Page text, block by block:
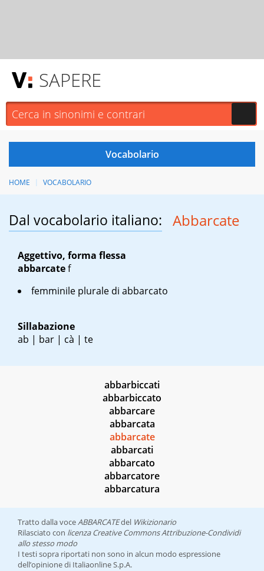
SAPERE
HOME VOCABOLARIO
Dal vocabolario italiano: Abbarcate
Aggettivo, forma flessa
abbarcatef
femminile plurale di abbarcato
Sillabazione
ab | bar | cà | te
abbarbiccati
abbarbiccato
abbarcare
abbarcata
abbarcate
abbarcati
abbarcato
abbarcatore
abbarcatura
Tratto dalla voceABBARCATEdel Wikizionario
Rilasciato con licenza Creative Commons Attribuzione-Condividi
allo stesso modo
I testi sopra riportati non sono in alcun modo espressione
dell’opinione di Italiaonline S.p.A.